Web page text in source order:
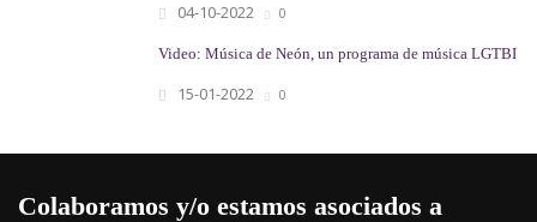
04-10-2022 0
Video: Música de Neón, un programa de música LGTBI
15-01-2022 0
Colaboramos y/o estamos asociados a